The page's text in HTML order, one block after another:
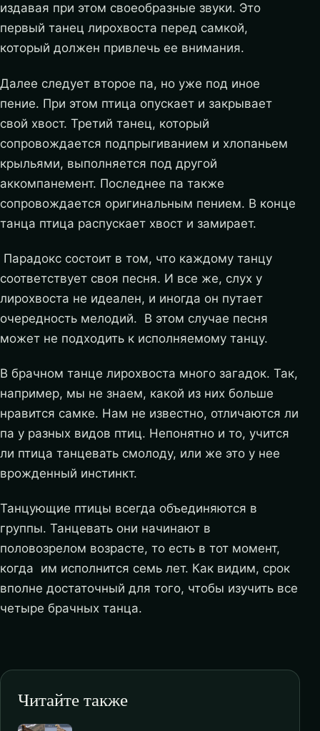
издавая при этом своеобразные звуки. Это
первый танец лирохвоста перед самкой,
который должен привлечь ее внимания.
Далее следует второе па, но уже под иное
пение. При этом птица опускает и закрывает
свой хвост. Третий танец, который
сопровождается подпрыгиванием и хлопаньем
крыльями, выполняется под другой
аккомпанемент. Последнее па также
сопровождается оригинальным пением. В конце
танца птица распускает хвост и замирает.
Парадокс состоит в том, что каждому танцу
соответствует своя песня. И все же, слух у
лирохвоста не идеален, и иногда он путает
очередность мелодий. В этом случае песня
может не подходить к исполняемому танцу.
В брачном танце лирохвоста много загадок. Так,
например, мы не знаем, какой из них больше
нравится самке. Нам не известно, отличаются ли
па у разных видов птиц. Непонятно и то, учится
ли птица танцевать смолоду, или же это у нее
врожденный инстинкт.
Танцующие птицы всегда объединяются в
группы. Танцевать они начинают в
половозрелом возрасте, то есть в тот момент,
когда им исполнится семь лет. Как видим, срок
вполне достаточный для того, чтобы изучить все
четыре брачных танца.
Читайте также